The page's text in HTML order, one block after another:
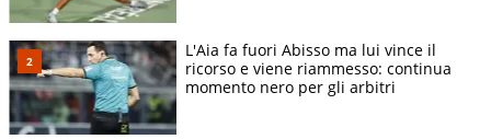
L'Aia fa fuori Abisso ma lui vince il
ricorso e viene riammesso: continua
momento nero per gli arbitri